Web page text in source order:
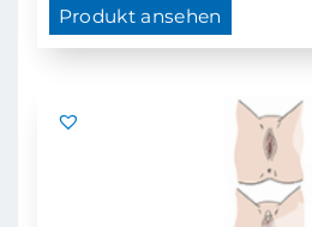
Produkt ansehen